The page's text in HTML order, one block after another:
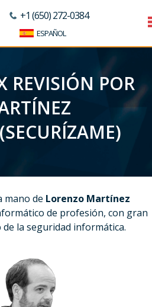
+1 (650) 272-0384
ESPAÑOL
REVISIÓN POR
mano de Lorenzo Martínez
de profesión, con gran
la seguridad informática.